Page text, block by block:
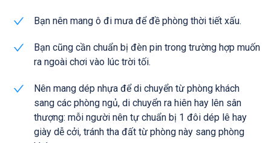
Bạn nên mang ô đi mưa để đề phòng thời tiết xấu.
Bạn cũng cần chuẩn bị đèn pin trong trường hợp muốn
ra ngoài chơi vào lúc trời tối.
Nên mang dép nhựa để di chuyển từ phòng khách
sang các phòng ngủ, di chuyển ra hiên hay lên sân
thượng: mỗi người nên tự chuẩn bị 1 đôi dép lê hay
giày dễ cởi, tránh tha đất từ phòng này sang phòng